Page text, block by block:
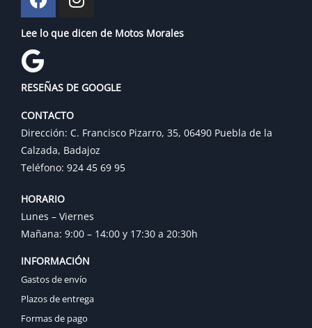
Lee lo que dicen de Motos Morales
RESEÑAS DE GOOGLE
CONTACTO
Dirección: C. Francisco Pizarro, 35, 06490 Puebla de la
Calzada, Badajoz
Teléfono: 924 45 69 95
HORARIO
Lunes – Viernes
Mañana: 9:00 – 14:00 y 17:30 a 20:30h
INFORMACIÓN
Gastos de envío
Plazos de entrega
Formas de pago